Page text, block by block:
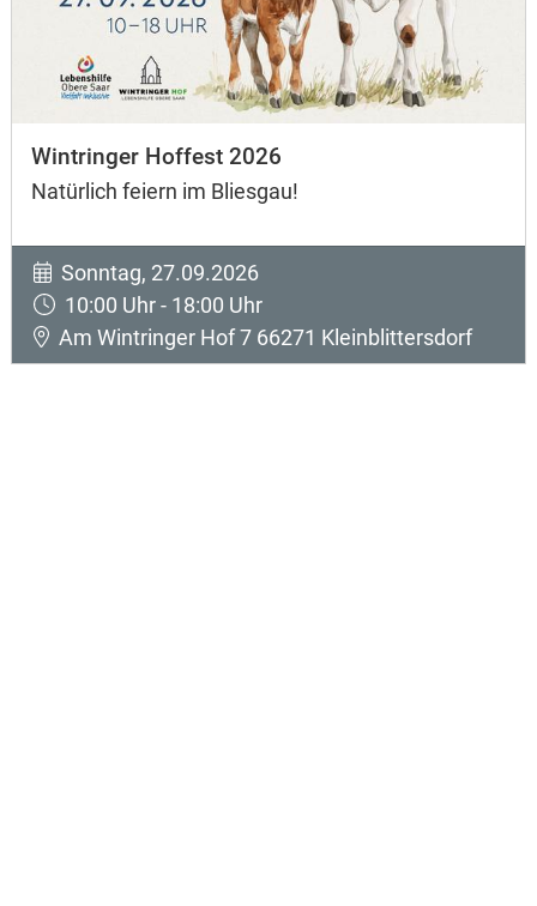
Wintringer Hoffest 2026
Natürlich feiern im Bliesgau!
Sonntag, 27.09.2026
10:00 Uhr - 18:00 Uhr
Am Wintringer Hof 7 66271 Kleinblittersdorf